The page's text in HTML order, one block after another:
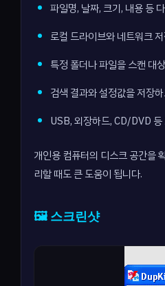
파일명, 날짜, 크기, 내용 등
로컬 드라이브와 네트워크
특정 폴더나 파일을 스캔 대
검색 결과와 설정값을 저장
USB, 외장하드, CD/DVD 등
개인용 컴퓨터의 디스크 공간을
리할 때도 큰 도움이 됩니다.
🖼️ 스크린샷